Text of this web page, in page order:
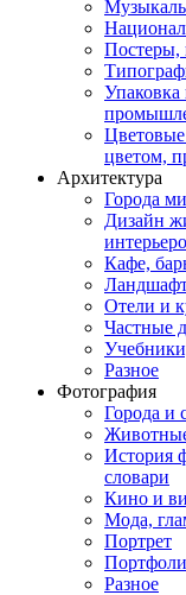
Постеры,
Цветовые
цветом,
Архитектура
Города
Дизайн
Кафе,
Отели и
Частные
Разное
Фотография
Города и
История
словари
Кино и
Мода,
Портрет
Разное